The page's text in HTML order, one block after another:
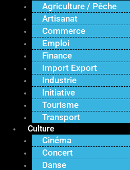
Agriculture / Pêche
Artisanat
Commerce
Emploi
Finance
Import Export
Industrie
Initiative
Tourisme
Transport
Culture
Cinéma
Concert
Danse